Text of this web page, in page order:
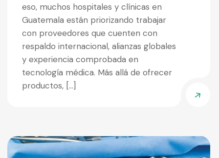
eso, muchos hospitales y clínicas en
Guatemala están priorizando trabajar
con proveedores que cuenten con
respaldo internacional, alianzas globales
y experiencia comprobada en
tecnología médica. Más allá de ofrecer
productos, […]